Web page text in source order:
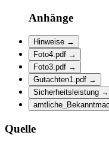
Anhänge
Hinweise →
Foto4.pdf →
Foto3.pdf →
Gutachten1.pdf →
Sicherheitsleistung →
Quelle